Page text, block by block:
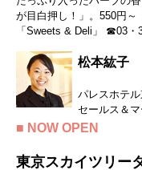
が目白押し！」。550円
「Sweets & Deli」 ☎03・
松本紘子
パレスホテ
セールス＆
■ NOW OPEN
東京スカイツリー